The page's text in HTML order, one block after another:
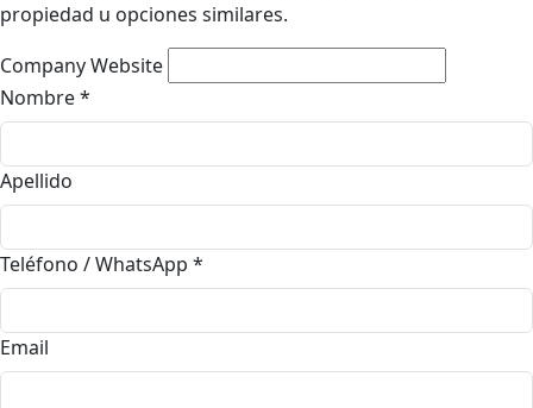
propiedad u opciones similares.
Company Website
Nombre*
Apellido
Teléfono / WhatsApp *
Email